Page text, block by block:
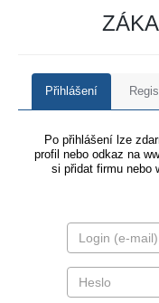
Přihlášení
Po přihlášení lze
profil nebo odkaz na
si přidat firmu nebo